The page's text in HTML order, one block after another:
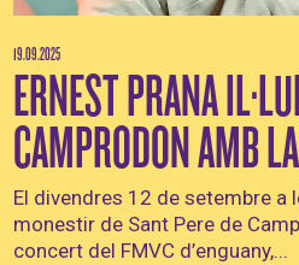
19.09.2025
ERNEST PRANA
CAMPRODON AMB
El divendres 12 de setembre a
monestir de Sant Pere de
concert del FMVC d’enguany,...